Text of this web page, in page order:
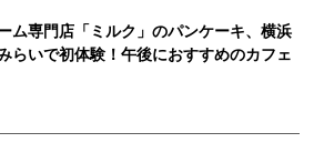
ム専門店「ミルク」のパンケーキ、横浜
らいで初体験！午後におすすめのカフェ